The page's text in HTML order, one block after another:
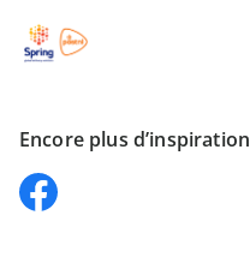
Encore plus d’inspiration